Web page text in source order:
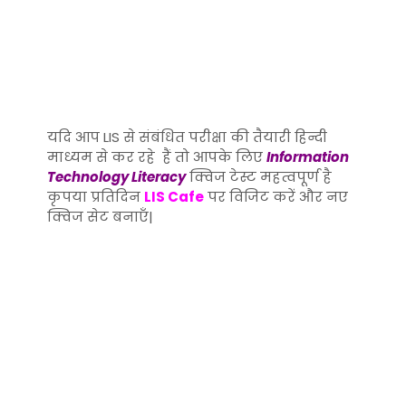
यदि आप LIS से संबंधित परीक्षा की तैयारी हिन्दी
माध्यम से कर रहे हैं तो आपके लिएInformation
Technology Literacyक्विज टेस्ट महत्वपूर्ण है
कृपया प्रतिदिन LIS Cafeपर विजिट करें और नए
क्विज सेट बनाएँ|